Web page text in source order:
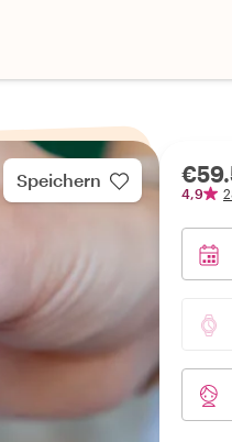
Speichern
4,9